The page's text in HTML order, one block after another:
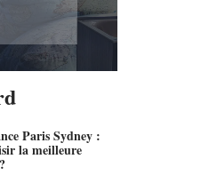
Paris Sydney :
la meilleure